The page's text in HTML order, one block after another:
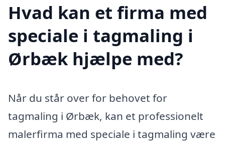
Hvad kan et firma med
speciale i tagmaling i
Ørbæk hjælpe med?
Når du står over for behovet for
tagmaling i Ørbæk, kan et professionelt
malerfirma med speciale i tagmaling være